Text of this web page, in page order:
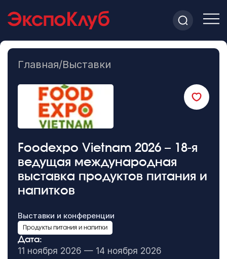
Главная/Выставки
Foodexpo Vietnam 2026 – 18-я
ведущая международная
выставка продуктов питания и
напитков
Выставки и конференции
Продукты питания и напитки
Дата:
11 ноября 2026 — 14 ноября 2026